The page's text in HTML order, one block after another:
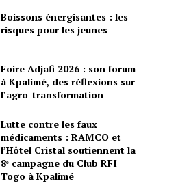
Boissons énergisantes : les
risques pour les jeunes
Foire Adjafi 2026 : son forum
à Kpalimé, des réflexions sur
l’agro-transformation
Lutte contre les faux
médicaments : RAMCO et
l’Hôtel Cristal soutiennent la
8ᵉ campagne du Club RFI
Togo à Kpalimé